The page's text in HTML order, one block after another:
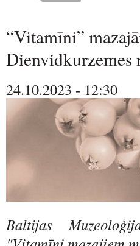
“Vitamīni”
Dienvidkurzemes
24.10.2023 - 12:30
Baltijas